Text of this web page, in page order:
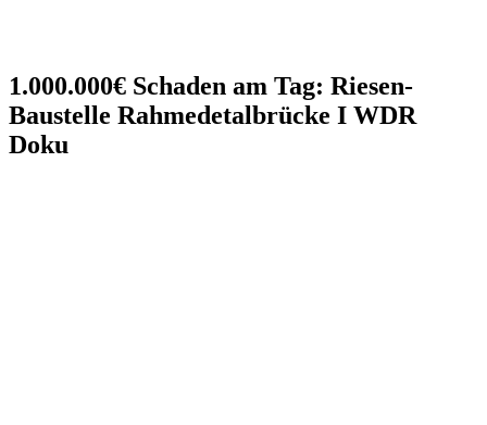
1.000.000€ Schaden am Tag: Riesen-
Baustelle Rahmedetalbrücke I WDR
Doku